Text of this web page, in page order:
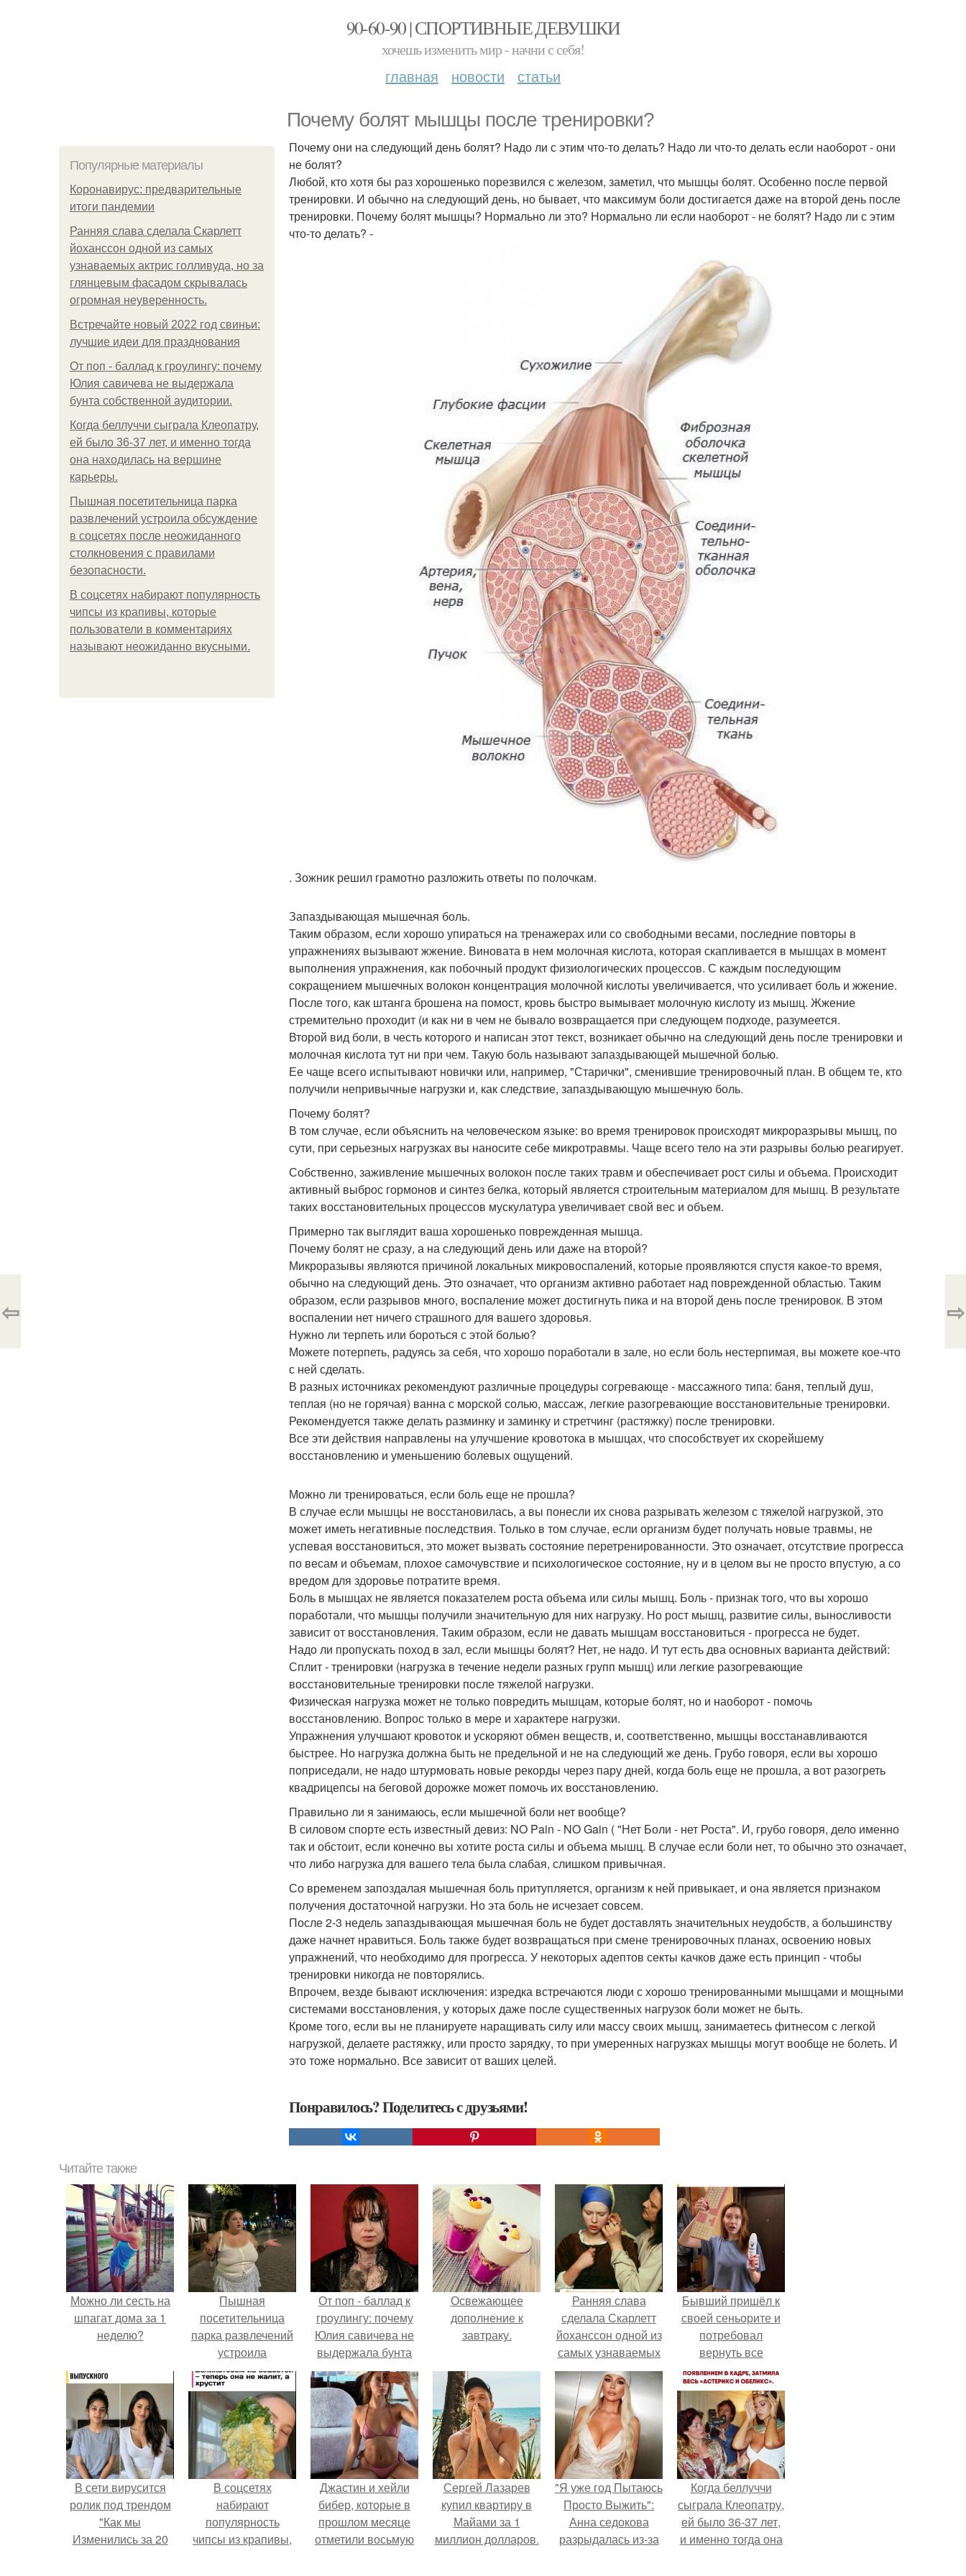
90-60-90 | СПОРТИВНЫЕ ДЕВУШКИ
хочешь изменить мир - начни с себя!
главная новости статьи
Почему болят мышцы после тренировки?
Популярные материалы
Коронавирус: предварительные
итоги пандемии
Ранняя слава сделала Скарлетт
йоханссон одной из самых
узнаваемых актрис голливуда, но за
глянцевым фасадом скрывалась
огромная неуверенность.
Встречайте новый 2022 год свиньи:
лучшие идеи для празднования
От поп - баллад к гроулингу: почему
Юлия савичева не выдержала
бунта собственной аудитории.
Когда беллуччи сыграла Клеопатру,
ей было 36-37 лет, и именно тогда
она находилась на вершине
карьеры.
Пышная посетительница парка
развлечений устроила обсуждение
в соцсетях после неожиданного
столкновения с правилами
безопасности.
В соцсетях набирают популярность
чипсы из крапивы, которые
пользователи в комментариях
называют неожиданно вкусными.
Почему они на следующий день болят? Надо ли с этим что-то делать? Надо ли что-то делать если наоборот - они
не болят?
Любой, кто хотя бы раз хорошенько порезвился с железом, заметил, что мышцы болят. Особенно после первой
тренировки. И обычно на следующий день, но бывает, что максимум боли достигается даже на второй день после
тренировки. Почему болят мышцы? Нормально ли это? Нормально ли если наоборот - не болят? Надо ли с этим
что-то делать? -
. Зожник решил грамотно разложить ответы по полочкам.
Запаздывающая мышечная боль.
Таким образом, если хорошо упираться на тренажерах или со свободными весами, последние повторы в
упражнениях вызывают жжение. Виновата в нем молочная кислота, которая скапливается в мышцах в момент
выполнения упражнения, как побочный продукт физиологических процессов. С каждым последующим
сокращением мышечных волокон концентрация молочной кислоты увеличивается, что усиливает боль и жжение.
После того, как штанга брошена на помост, кровь быстро вымывает молочную кислоту из мышц. Жжение
стремительно проходит (и как ни в чем не бывало возвращается при следующем подходе, разумеется.
Второй вид боли, в честь которого и написан этот текст, возникает обычно на следующий день после тренировки и
молочная кислота тут ни при чем. Такую боль называют запаздывающей мышечной болью.
Ее чаще всего испытывают новички или, например, "Старички", сменившие тренировочный план. В общем те, кто
получили непривычные нагрузки и, как следствие, запаздывающую мышечную боль.
Почему болят?
В том случае, если объяснить на человеческом языке: во время тренировок происходят микроразрывы мышц, по
сути, при серьезных нагрузках вы наносите себе микротравмы. Чаще всего тело на эти разрывы болью реагирует.
Собственно, заживление мышечных волокон после таких травм и обеспечивает рост силы и объема. Происходит
активный выброс гормонов и синтез белка, который является строительным материалом для мышц. В результате
таких восстановительных процессов мускулатура увеличивает свой вес и объем.
Примерно так выглядит ваша хорошенько поврежденная мышца.
Почему болят не сразу, а на следующий день или даже на второй?
Микроразывы являются причиной локальных микровоспалений, которые проявляются спустя какое-то время,
обычно на следующий день. Это означает, что организм активно работает над поврежденной областью. Таким
образом, если разрывов много, воспаление может достигнуть пика и на второй день после тренировок. В этом
воспалении нет ничего страшного для вашего здоровья.
Нужно ли терпеть или бороться с этой болью?
Можете потерпеть, радуясь за себя, что хорошо поработали в зале, но если боль нестерпимая, вы можете кое-что
с ней сделать.
В разных источниках рекомендуют различные процедуры согревающе - массажного типа: баня, теплый душ,
теплая (но не горячая) ванна с морской солью, массаж, легкие разогревающие восстановительные тренировки.
Рекомендуется также делать разминку и заминку и стретчинг (растяжку) после тренировки.
Все эти действия направлены на улучшение кровотока в мышцах, что способствует их скорейшему
восстановлению и уменьшению болевых ощущений.
Можно ли тренироваться, если боль еще не прошла?
В случае если мышцы не восстановилась, а вы понесли их снова разрывать железом с тяжелой нагрузкой, это
может иметь негативные последствия. Только в том случае, если организм будет получать новые травмы, не
успевая восстановиться, это может вызвать состояние перетренированности. Это означает, отсутствие прогресса
по весам и объемам, плохое самочувствие и психологическое состояние, ну и в целом вы не просто впустую, а со
вредом для здоровье потратите время.
Боль в мышцах не является показателем роста объема или силы мышц. Боль - признак того, что вы хорошо
поработали, что мышцы получили значительную для них нагрузку. Но рост мышц, развитие силы, выносливости
зависит от восстановления. Таким образом, если не давать мышцам восстановиться - прогресса не будет.
Надо ли пропускать поход в зал, если мышцы болят? Нет, не надо. И тут есть два основных варианта действий:
Сплит - тренировки (нагрузка в течение недели разных групп мышц) или легкие разогревающие
восстановительные тренировки после тяжелой нагрузки.
Физическая нагрузка может не только повредить мышцам, которые болят, но и наоборот - помочь
восстановлению. Вопрос только в мере и характере нагрузки.
Упражнения улучшают кровоток и ускоряют обмен веществ, и, соответственно, мышцы восстанавливаются
быстрее. Но нагрузка должна быть не предельной и не на следующий же день. Грубо говоря, если вы хорошо
поприседали, не надо штурмовать новые рекорды через пару дней, когда боль еще не прошла, а вот разогреть
квадрицепсы на беговой дорожке может помочь их восстановлению.
Правильно ли я занимаюсь, если мышечной боли нет вообще?
В силовом спорте есть известный девиз: NO Pain - NO Gain ( "Нет Боли - нет Роста". И, грубо говоря, дело именно
так и обстоит, если конечно вы хотите роста силы и объема мышц. В случае если боли нет, то обычно это означает,
что либо нагрузка для вашего тела была слабая, слишком привычная.
Со временем запоздалая мышечная боль притупляется, организм к ней привыкает, и она является признаком
получения достаточной нагрузки. Но эта боль не исчезает совсем.
После 2-3 недель запаздывающая мышечная боль не будет доставлять значительных неудобств, а большинству
даже начнет нравиться. Боль также будет возвращаться при смене тренировочных планах, освоению новых
упражнений, что необходимо для прогресса. У некоторых адептов секты качков даже есть принцип - чтобы
тренировки никогда не повторялись.
Впрочем, везде бывают исключения: изредка встречаются люди с хорошо тренированными мышцами и мощными
системами восстановления, у которых даже после существенных нагрузок боли может не быть.
Кроме того, если вы не планируете наращивать силу или массу своих мышц, занимаетесь фитнесом с легкой
нагрузкой, делаете растяжку, или просто зарядку, то при умеренных нагрузках мышцы могут вообще не болеть. И
это тоже нормально. Все зависит от ваших целей.
Понравилось? Поделитесь с друзьями!
⇦ ⇨
Читайте также
Можно ли сесть на
шпагат дома за 1
неделю?
Пышная
посетительница
парка развлечений
устроила
обсуждение в
соцсетях после
неожиданного
столкновения с
правилами
безопасности.
От поп - баллад к
гроулингу: почему
Юлия савичева не
выдержала бунта
собственной
аудитории.
Освежающее
дополнение к
завтраку.
Ранняя слава
сделала Скарлетт
йоханссон одной из
самых узнаваемых
актрис голливуда,
но за глянцевым
фасадом
скрывалась
огромная
неуверенность.
Бывший пришёл к
своей сеньорите и
потребовал
вернуть все
подарки.
В сети вирусится
ролик под трендом
"Как мы
Изменились за 20
В соцсетях
набирают
популярность
чипсы из крапивы,
Джастин и хейли
бибер, которые в
прошлом месяце
отметили восьмую
Сергей Лазарев
купил квартиру в
Майами за 1
миллион долларов.
"Я уже год Пытаюсь
Просто Выжить":
Анна седокова
разрыдалась из-за
Когда беллуччи
сыграла Клеопатру,
ей было 36-37 лет,
и именно тогда она